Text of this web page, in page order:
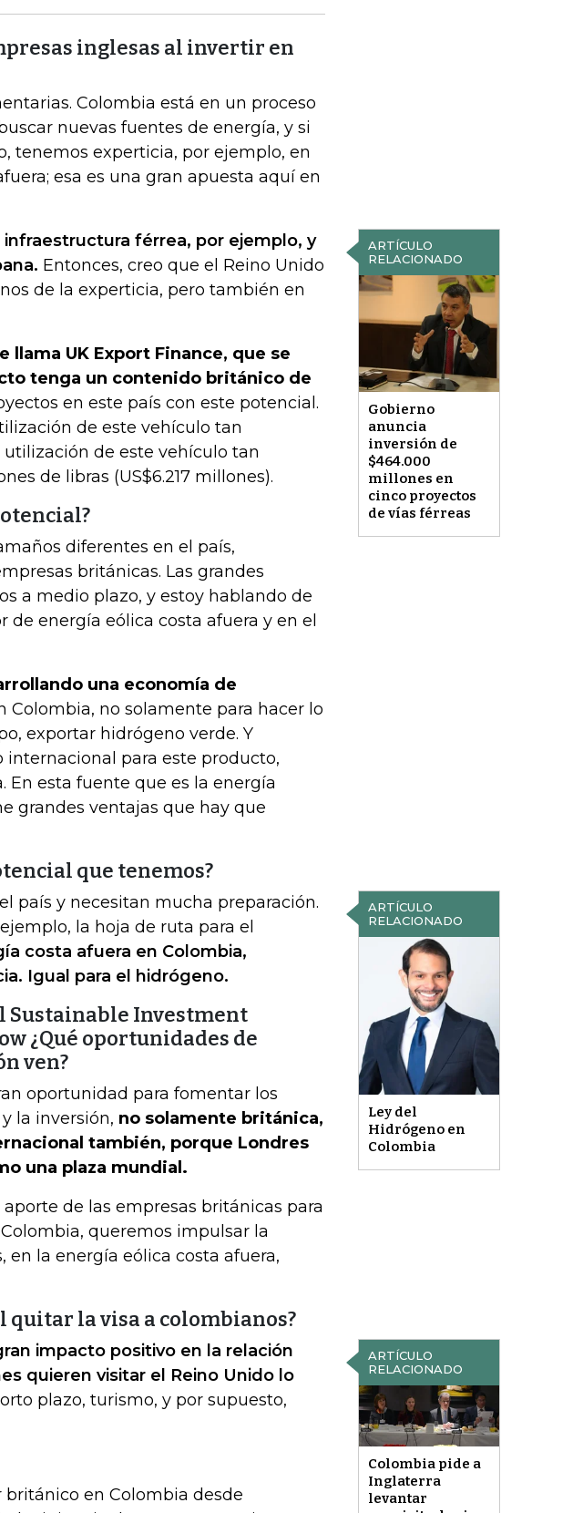
inglesas al invertir en
Colombia está en un proceso
nuevas fuentes de energía, y si
tenemos experticia, por ejemplo, en
esa es una gran apuesta aquí en
ARTÍCULO
RELACIONADO
Gobierno
anuncia
inversión de
$464.000
millones en
cinco proyectos
de vías férreas
férrea, por ejemplo, y
Entonces, creo que el Reino Unido
de la experticia, pero también en
UK Export Finance, que se
tenga un contenido británico de
en este país con este potencial.
de este vehículo tan
de este vehículo tan
de libras (US$6.217 millones).
diferentes en el país,
británicas. Las grandes
a medio plazo, y estoy hablando de
de energía eólica costa afuera y en el
una economía de
Colombia, no solamente para hacer lo
exportar hidrógeno verde. Y
para este producto,
En esta fuente que es la energía
grandes ventajas que hay que
que tenemos?
ARTÍCULO
RELACIONADO
Ley del
Hidrógeno en
Colombia
país y necesitan mucha preparación.
la hoja de ruta para el
costa afuera en Colombia,
Igual para el hidrógeno.
Sustainable Investment
¿Qué oportunidades de
ven?
oportunidad para fomentar los
la inversión, no solamente británica,
también, porque Londres
una plaza mundial.
aporte de las empresas británicas para
queremos impulsar la
la energía eólica costa afuera,
quitar la visa a colombianos?
ARTÍCULO
RELACIONADO
Colombia pide a
Inglaterra
levantar
impacto positivo en la relación
quieren visitar el Reino Unido lo
plazo, turismo, y por supuesto,
en Colombia desde